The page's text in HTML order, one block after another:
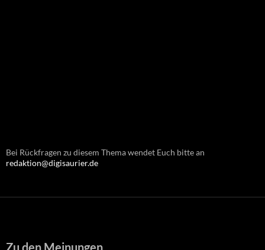
Bei Rückfragen zu diesem Thema wendet Euch bitte an
redaktion@digisaurier.de
Zu den Meinungen...